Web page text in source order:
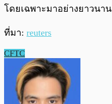
โดยเฉพาะมาอย่างยาวนาน
ที่มา: reuters
CFTC